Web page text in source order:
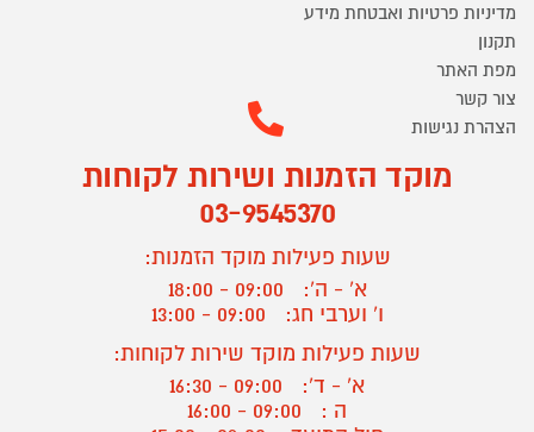
מדיניות פרטיות ואבטחת מידע
תקנון
מפת האתר
צור קשר
הצהרת נגישות
מוקד הזמנות ושירות לקוחות
03-9545370
שעות פעילות מוקד הזמנות:
א' - ה':
09:00 - 18:00
ו' וערבי חג:
09:00 - 13:00
שעות פעילות מוקד שירות לקוחות:
א' - ד':
09:00 - 16:30
ה :
09:00 - 16:00